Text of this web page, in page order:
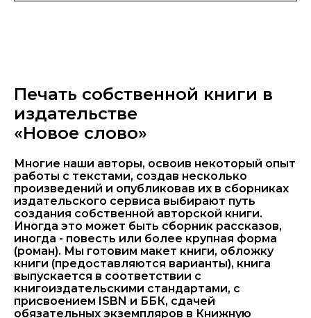
Печать собственной книги в
издательстве
«Новое слово»
Многие наши авторы, освоив некоторый опыт
работы с текстами, создав несколько
произведений и опубликовав их в сборниках
издательского сервиса выбирают путь
создания собственной авторской книги.
Иногда это может быть сборник рассказов,
иногда - повесть или более крупная форма
(роман). Мы готовим макет книги, обложку
книги (предоставляются варианты), книга
выпускается в соответствии с
книгоиздательскими стандартами, с
присвоением ISBN и ББК, сдачей
обязательных экземпляров в Книжную